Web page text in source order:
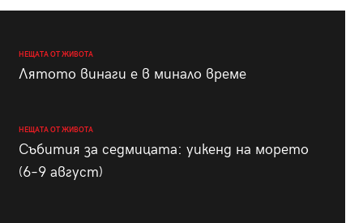
НЕЩАТА ОТ ЖИВОТА
Лятото винаги е в минало време
НЕЩАТА ОТ ЖИВОТА
Събития за седмицата: уикенд на морето
(6–9 август)